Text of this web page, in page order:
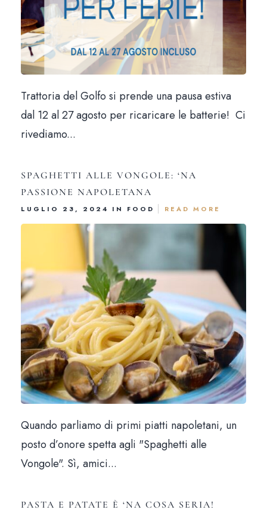
Trattoria del Golfo si prende una pausa estiva
dal 12 al 27 agosto per ricaricare le batterie! Ci
rivediamo...
SPAGHETTI ALLE VONGOLE: ‘NA
PASSIONE NAPOLETANA
LUGLIO 23, 2024 IN FOOD READ MORE
Quando parliamo di primi piatti napoletani, un
posto d’onore spetta agli "Spaghetti alle
Vongole". Sì, amici...
PASTA E PATATE È ‘NA COSA SERIA!